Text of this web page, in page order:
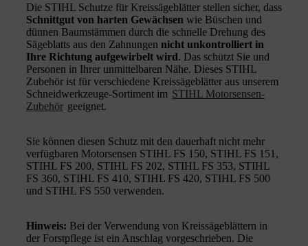
Die STIHL Schutze für Kreissägeblätter stellen sicher, dass
Schnittgut von harten Gewächsen wie Büschen und
dünnen Baumstämmen durch die schnelle Drehung des
Sägeblatts aus den Zahnungen nicht unkontrolliert in
Ihre Richtung aufgewirbelt wird. Das schützt Sie und
Personen in Ihrer unmittelbaren Nähe. Dieses STIHL
Zubehör ist für verschiedene Kreissägeblätter aus unserem
Schneidwerkzeuge-Sortiment im STIHL Motorsensen-
Zubehör geeignet.
Sie können diesen Schutz mit den dauerhaft nicht mehr
verfügbaren Motorsensen STIHL FS 150, STIHL FS 151,
STIHL FS 200, STIHL FS 202, STIHL FS 353, STIHL
FS 360, STIHL FS 410, STIHL FS 420, STIHL FS 500
und STIHL FS 550 verwenden.
Hinweis: Bei der Verwendung von Kreissägeblättern in
der Forstpflege ist ein Anschlag vorgeschrieben. Die